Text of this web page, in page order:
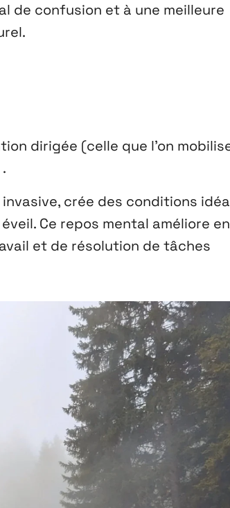
de confusion et à une meilleure
dirigée (celle que l’on
.
crée des conditions
Ce repos mental améliore
et de résolution de tâches